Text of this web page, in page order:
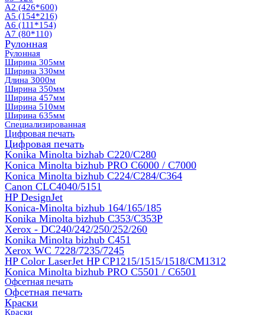
А2 (426*600)
А5 (154*216)
А6 (111*154)
А7 (80*110)
Рулонная
Рулонная
Ширина 305мм
Ширина 330мм
Длина 3000м
Ширина 350мм
Ширина 457мм
Ширина 510мм
Ширина 635мм
Специализированная
Цифровая печать
Цифровая печать
Konika Minolta bizhab C220/C280
Konica Minolta bizhub PRO C6000 / C7000
Konica Minolta bizhub С224/С284/С364
Canon CLC4040/5151
HP DesignJet
Konica-Minolta bizhub 164/165/185
Konika Minolta bizhub C353/C353Р
Xerox - DC240/242/250/252/260
Konika Minolta bizhub C451
Xerox WC 7228/7235/7245
HP Color LaserJet HP CP1215/1515/1518/CM1312
Konica Minolta bizhub PRO С5501 / С6501
Офсетная печать
Офсетная печать
Краски
Краски